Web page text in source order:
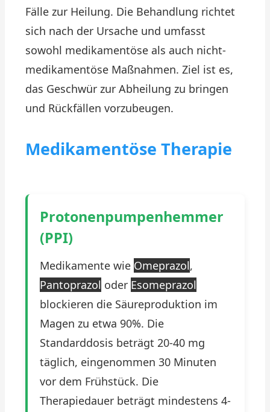
Fälle zur Heilung. Die Behandlung richtet
sich nach der Ursache und umfasst
sowohl medikamentöse als auch nicht-
medikamentöse Maßnahmen. Ziel ist es,
das Geschwür zur Abheilung zu bringen
und Rückfällen vorzubeugen.
Medikamentöse Therapie
Protonenpumpenhemmer
(PPI)
Medikamente wie Omeprazol,
Pantoprazol oder Esomeprazol
blockieren die Säureproduktion im
Magen zu etwa 90%. Die
Standarddosis beträgt 20-40 mg
täglich, eingenommen 30 Minuten
vor dem Frühstück. Die
Therapiedauer beträgt mindestens 4-